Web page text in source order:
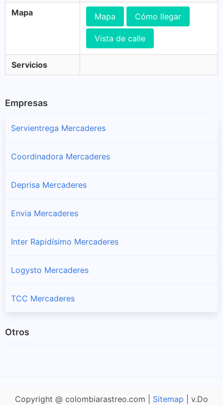
Mapa Mapa Cómo llegar
Vista de calle
Servicios
Empresas
Servientrega Mercaderes
Coordinadora Mercaderes
Deprisa Mercaderes
Envia Mercaderes
Inter Rapidísimo Mercaderes
Logysto Mercaderes
TCC Mercaderes
Otros
Copyright @ colombiarastreo.com | Sitemap | v.Do